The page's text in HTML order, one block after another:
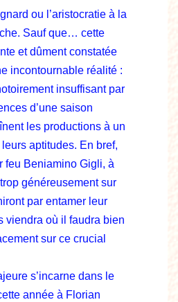
ou l’aristocratie à la
Sauf que… cette
et dûment constatée
incontournable réalité :
insuffisant par
d’une saison
les productions à un
aptitudes. En bref,
feu Beniamino Gigli, à
généreusement sur
par entamer leur
viendra où il faudra bien
sur ce crucial
s’incarne dans le
année à Florian